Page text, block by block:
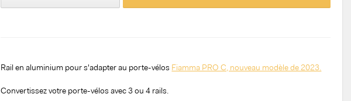
Rail en aluminium pour s'adapter au porte-vélos Fiamma PRO C, nouveau modèle de 2023.
Convertissez votre porte-vélos avec 3 ou 4 rails.